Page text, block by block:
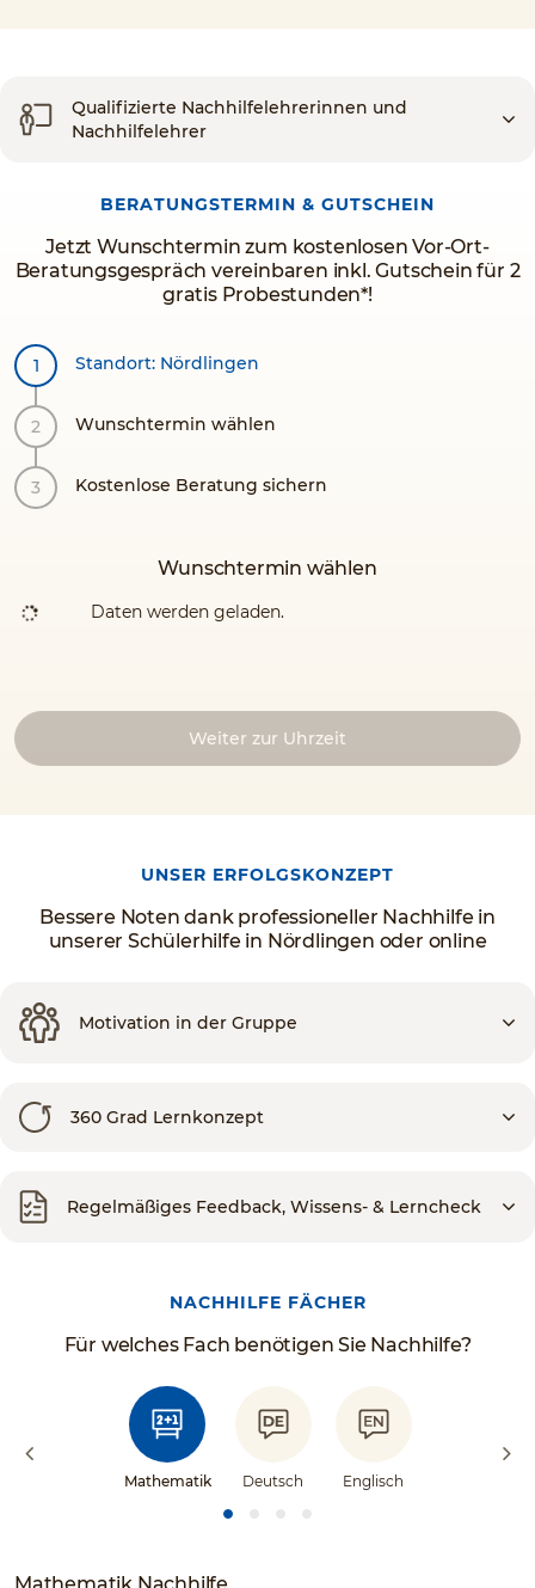
Qualifizierte Nachhilfelehrerinnen und
Nachhilfelehrer
BERATUNGSTERMIN & GUTSCHEIN
Jetzt Wunschtermin zum kostenlosen Vor-Ort-
Beratungsgespräch vereinbaren inkl. Gutschein für 2
gratis Probestunden*!
Standort: Nördlingen
Wunschtermin wählen
Kostenlose Beratung sichern
Wunschtermin wählen
Daten werden geladen.
Weiter zur Uhrzeit
UNSER ERFOLGSKONZEPT
Bessere Noten dank professioneller Nachhilfe in
unserer Schülerhilfe in Nördlingen oder online
Motivation in der Gruppe
360 Grad Lernkonzept
Regelmäßiges Feedback, Wissens- & Lerncheck
NACHHILFE FÄCHER
Für welches Fach benötigen Sie Nachhilfe?
Mathematik Deutsch Englisch
Mathematik Nachhilfe